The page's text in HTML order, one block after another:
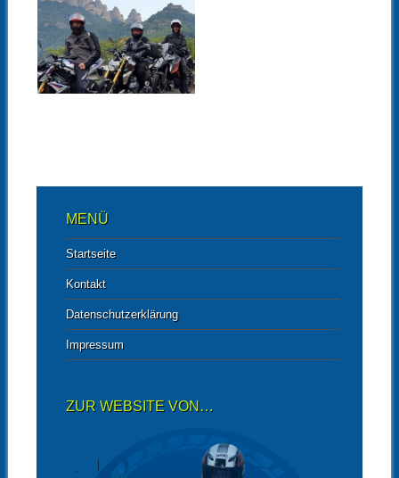
BIKE IM HERZEN
DER SPANISCHEN
PYRENÄEN –
SEPTEMBER 2019
▶
MENÜ
Startseite
Kontakt
Datenschutzerklärung
Impressum
ZUR WEBSITE VON…